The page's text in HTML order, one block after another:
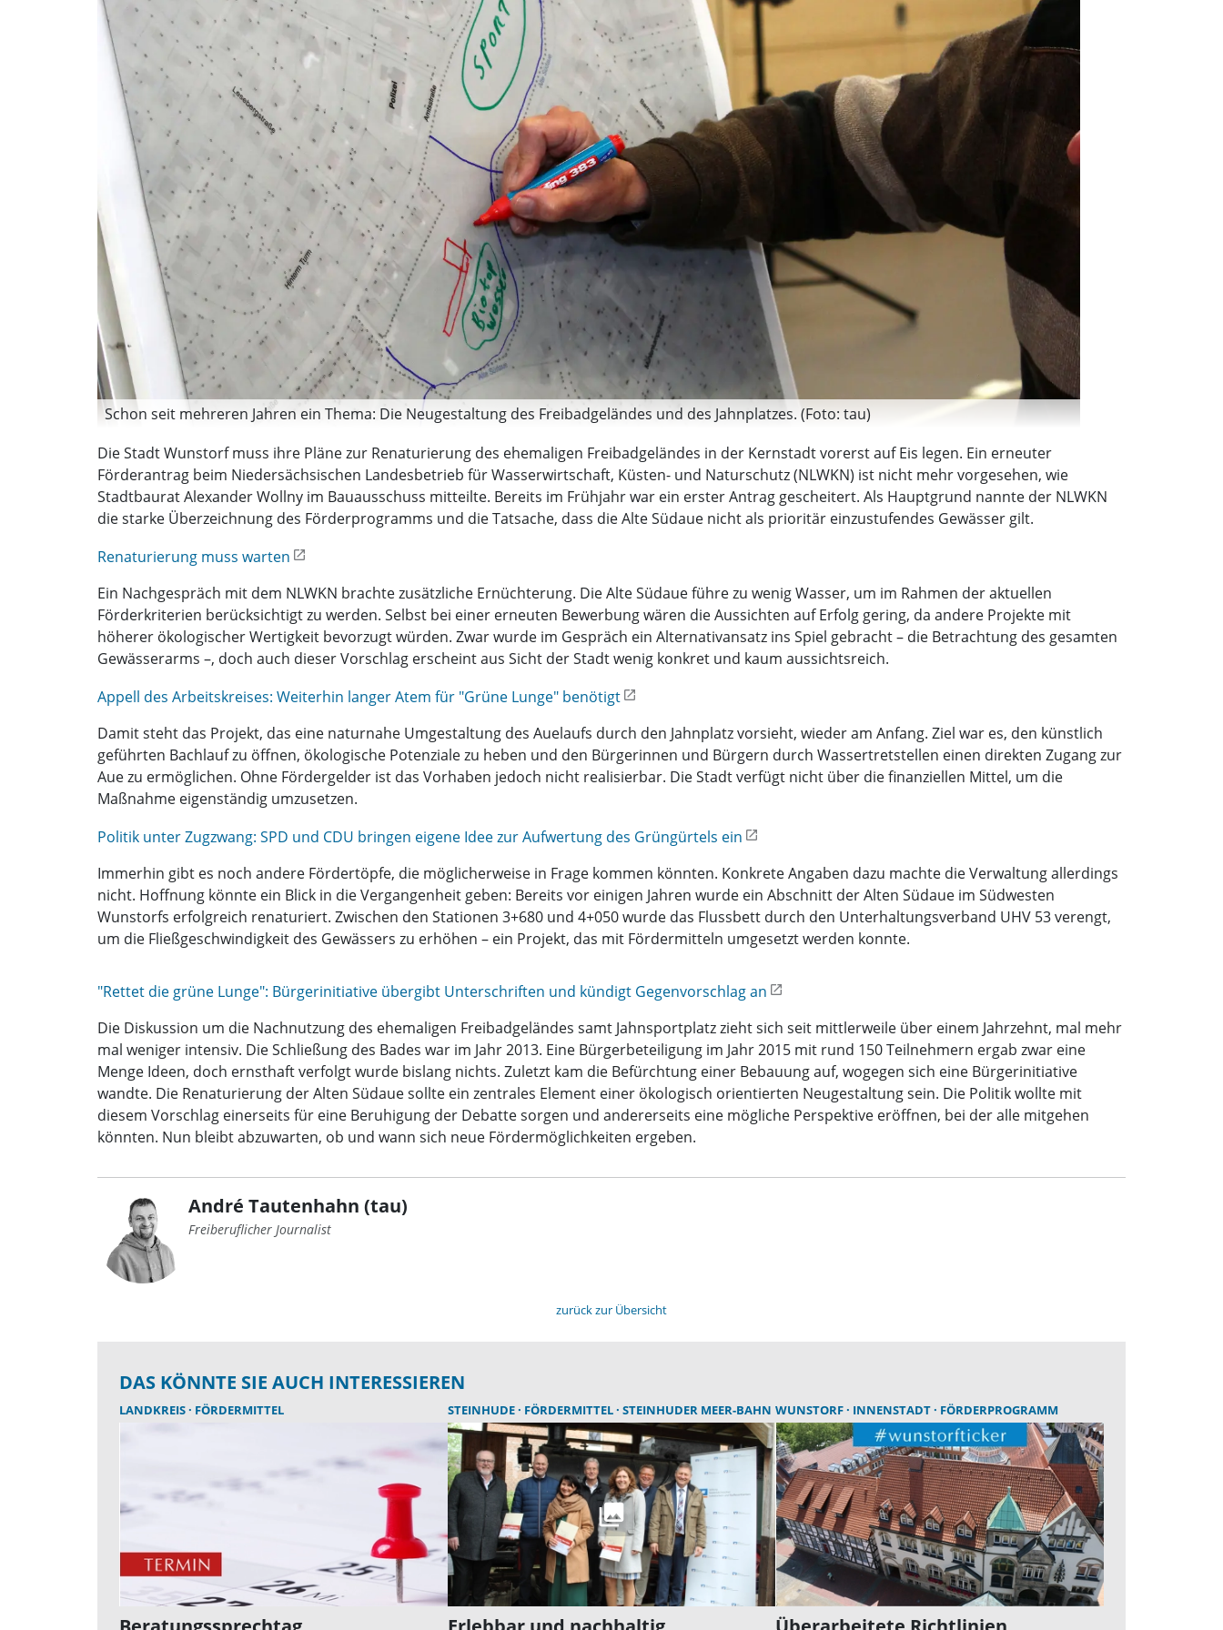
Schon seit mehreren Jahren ein Thema: Die Neugestaltung des Freibadgeländes und des Jahnplatzes. (Foto: tau)
Die Stadt Wunstorf muss ihre Pläne zur Renaturierung des ehemaligen Freibadgeländes in der Kernstadt vorerst auf Eis legen. Ein erneuter
Förderantrag beim Niedersächsischen Landesbetrieb für Wasserwirtschaft, Küsten- und Naturschutz (NLWKN) ist nicht mehr vorgesehen, wie
Stadtbaurat Alexander Wollny im Bauausschuss mitteilte. Bereits im Frühjahr war ein erster Antrag gescheitert. Als Hauptgrund nannte der NLWKN
die starke Überzeichnung des Förderprogramms und die Tatsache, dass die Alte Südaue nicht als prioritär einzustufendes Gewässer gilt.
Renaturierung muss warten
Ein Nachgespräch mit dem NLWKN brachte zusätzliche Ernüchterung. Die Alte Südaue führe zu wenig Wasser, um im Rahmen der aktuellen
Förderkriterien berücksichtigt zu werden. Selbst bei einer erneuten Bewerbung wären die Aussichten auf Erfolg gering, da andere Projekte mit
höherer ökologischer Wertigkeit bevorzugt würden. Zwar wurde im Gespräch ein Alternativansatz ins Spiel gebracht – die Betrachtung des gesamten
Gewässerarms –, doch auch dieser Vorschlag erscheint aus Sicht der Stadt wenig konkret und kaum aussichtsreich.
Appell des Arbeitskreises: Weiterhin langer Atem für "Grüne Lunge" benötigt
Damit steht das Projekt, das eine naturnahe Umgestaltung des Auelaufs durch den Jahnplatz vorsieht, wieder am Anfang. Ziel war es, den künstlich
geführten Bachlauf zu öffnen, ökologische Potenziale zu heben und den Bürgerinnen und Bürgern durch Wassertretstellen einen direkten Zugang zur
Aue zu ermöglichen. Ohne Fördergelder ist das Vorhaben jedoch nicht realisierbar. Die Stadt verfügt nicht über die finanziellen Mittel, um die
Maßnahme eigenständig umzusetzen.
Politik unter Zugzwang: SPD und CDU bringen eigene Idee zur Aufwertung des Grüngürtels ein
Immerhin gibt es noch andere Fördertöpfe, die möglicherweise in Frage kommen könnten. Konkrete Angaben dazu machte die Verwaltung allerdings
nicht. Hoffnung könnte ein Blick in die Vergangenheit geben: Bereits vor einigen Jahren wurde ein Abschnitt der Alten Südaue im Südwesten
Wunstorfs erfolgreich renaturiert. Zwischen den Stationen 3+680 und 4+050 wurde das Flussbett durch den Unterhaltungsverband UHV 53 verengt,
um die Fließgeschwindigkeit des Gewässers zu erhöhen – ein Projekt, das mit Fördermitteln umgesetzt werden konnte.
"Rettet die grüne Lunge": Bürgerinitiative übergibt Unterschriften und kündigt Gegenvorschlag an
Die Diskussion um die Nachnutzung des ehemaligen Freibadgeländes samt Jahnsportplatz zieht sich seit mittlerweile über einem Jahrzehnt, mal mehr
mal weniger intensiv. Die Schließung des Bades war im Jahr 2013. Eine Bürgerbeteiligung im Jahr 2015 mit rund 150 Teilnehmern ergab zwar eine
Menge Ideen, doch ernsthaft verfolgt wurde bislang nichts. Zuletzt kam die Befürchtung einer Bebauung auf, wogegen sich eine Bürgerinitiative
wandte. Die Renaturierung der Alten Südaue sollte ein zentrales Element einer ökologisch orientierten Neugestaltung sein. Die Politik wollte mit
diesem Vorschlag einerseits für eine Beruhigung der Debatte sorgen und andererseits eine mögliche Perspektive eröffnen, bei der alle mitgehen
könnten. Nun bleibt abzuwarten, ob und wann sich neue Fördermöglichkeiten ergeben.
André Tautenhahn (tau)
Freiberuflicher Journalist
zurück zur Übersicht
DAS KÖNNTE SIE AUCH INTERESSIEREN
LANDKREIS FÖRDERMITTEL STEINHUDE FÖRDERMITTEL STEINHUDER MEER-BAHN WUNSTORF INNENSTADT FÖRDERPROGRAMM